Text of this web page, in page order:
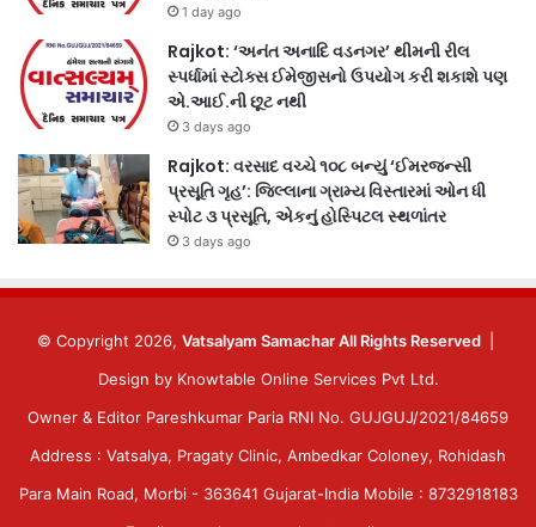
1 day ago
Rajkot: ‘અનંત અનાદિ વડનગર’ થીમની રીલ
સ્પર્ધામાં સ્ટોક્સ ઈમેજીસનો ઉપયોગ કરી શકાશે પણ
એ.આઈ.ની છૂટ નથી
3 days ago
Rajkot: વરસાદ વચ્ચે ૧૦૮ બન્યું ‘ઈમરજન્સી
પ્રસૂતિ ગૃહ’: જિલ્લાના ગ્રામ્ય વિસ્તારમાં ઓન ધી
સ્પોટ ૩ પ્રસૂતિ, એકનું હોસ્પિટલ સ્થળાંતર
3 days ago
© Copyright 2026, Vatsalyam Samachar All Rights Reserved
Design by Knowtable Online Services Pvt Ltd.
Owner & Editor Pareshkumar Paria RNI No. GUJGUJ/2021/84659
Address : Vatsalya, Pragaty Clinic, Ambedkar Coloney, Rohidash
Para Main Road, Morbi - 363641 Gujarat-India Mobile : 8732918183